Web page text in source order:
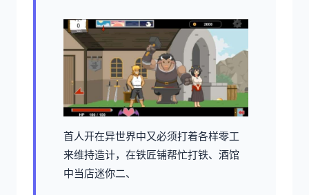
首人开在异世界中又必须打着各样零工
来维持造计，在铁匠铺帮忙打铁、酒馆
中当店迷你二、